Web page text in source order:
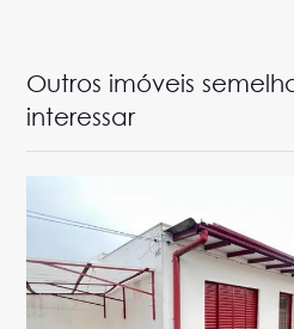
Outros imóveis
interessar